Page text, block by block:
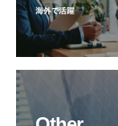
海外で活躍